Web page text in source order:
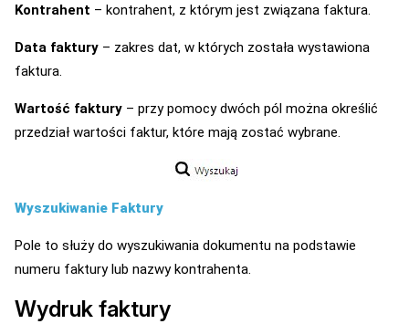
Kontrahent – kontrahent, z którym jest związana faktura.
Data faktury – zakres dat, w których została wystawiona
faktura.
Wartość faktury – przy pomocy dwóch pól można określić
przedział wartości faktur, które mają zostać wybrane.
Wyszukiwanie Faktury
Pole to służy do wyszukiwania dokumentu na podstawie
numeru faktury lub nazwy kontrahenta.
Wydruk faktury